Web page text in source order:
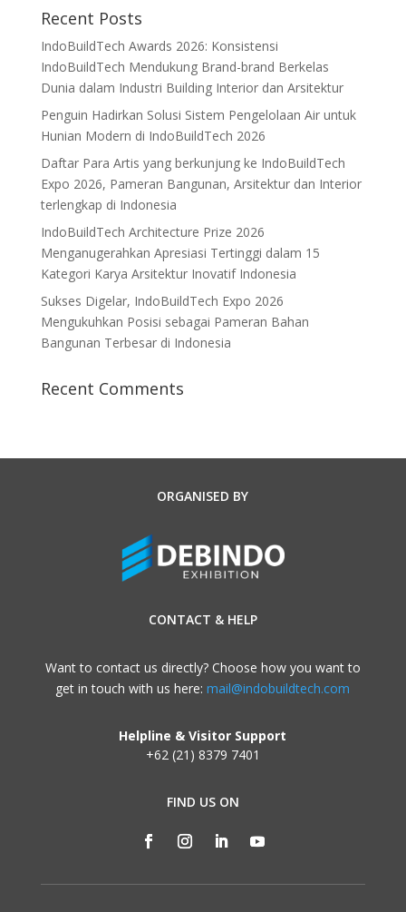
Recent Posts
IndoBuildTech Awards 2026: Konsistensi
IndoBuildTech Mendukung Brand-brand Berkelas
Dunia dalam Industri Building Interior dan Arsitektur
Penguin Hadirkan Solusi Sistem Pengelolaan Air untuk
Hunian Modern di IndoBuildTech 2026
Daftar Para Artis yang berkunjung ke IndoBuildTech
Expo 2026, Pameran Bangunan, Arsitektur dan Interior
terlengkap di Indonesia
IndoBuildTech Architecture Prize 2026
Menganugerahkan Apresiasi Tertinggi dalam 15
Kategori Karya Arsitektur Inovatif Indonesia
Sukses Digelar, IndoBuildTech Expo 2026
Mengukuhkan Posisi sebagai Pameran Bahan
Bangunan Terbesar di Indonesia
Recent Comments
ORGANISED BY
CONTACT & HELP
Want to contact us directly? Choose how you want to
get in touch with us here:mail@indobuildtech.com
Helpline & Visitor Support
+62 (21) 8379 7401
FIND US ON